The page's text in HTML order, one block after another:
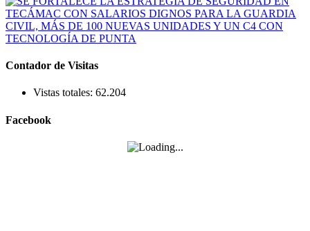
Contador de Visitas
Vistas totales: 62.204
Facebook